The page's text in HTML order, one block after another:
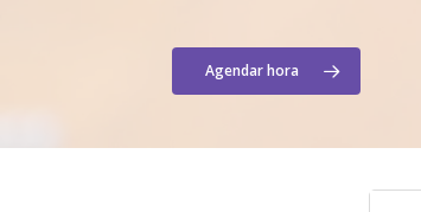
Agendar hora